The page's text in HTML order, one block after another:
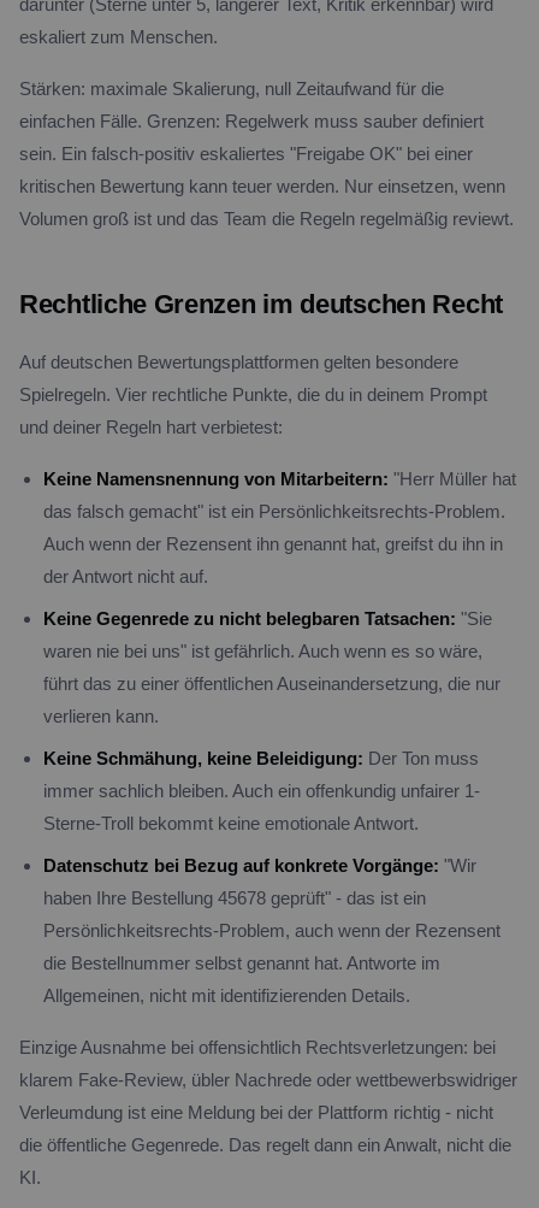
darunter (Sterne unter 5, längerer Text, Kritik erkennbar) wird
eskaliert zum Menschen.
Stärken: maximale Skalierung, null Zeitaufwand für die
einfachen Fälle. Grenzen: Regelwerk muss sauber definiert
sein. Ein falsch-positiv eskaliertes "Freigabe OK" bei einer
kritischen Bewertung kann teuer werden. Nur einsetzen, wenn
Volumen groß ist und das Team die Regeln regelmäßig reviewt.
Rechtliche Grenzen im deutschen Recht
Auf deutschen Bewertungsplattformen gelten besondere
Spielregeln. Vier rechtliche Punkte, die du in deinem Prompt
und deiner Regeln hart verbietest:
Keine Namensnennung von Mitarbeitern: "Herr Müller hat
das falsch gemacht" ist ein Persönlichkeitsrechts-Problem.
Auch wenn der Rezensent ihn genannt hat, greifst du ihn in
der Antwort nicht auf.
Keine Gegenrede zu nicht belegbaren Tatsachen: "Sie
waren nie bei uns" ist gefährlich. Auch wenn es so wäre,
führt das zu einer öffentlichen Auseinandersetzung, die nur
verlieren kann.
Keine Schmähung, keine Beleidigung: Der Ton muss
immer sachlich bleiben. Auch ein offenkundig unfairer 1-
Sterne-Troll bekommt keine emotionale Antwort.
Datenschutz bei Bezug auf konkrete Vorgänge: "Wir
haben Ihre Bestellung 45678 geprüft" - das ist ein
Persönlichkeitsrechts-Problem, auch wenn der Rezensent
die Bestellnummer selbst genannt hat. Antworte im
Allgemeinen, nicht mit identifizierenden Details.
Einzige Ausnahme bei offensichtlich Rechtsverletzungen: bei
klarem Fake-Review, übler Nachrede oder wettbewerbswidriger
Verleumdung ist eine Meldung bei der Plattform richtig - nicht
die öffentliche Gegenrede. Das regelt dann ein Anwalt, nicht die
KI.